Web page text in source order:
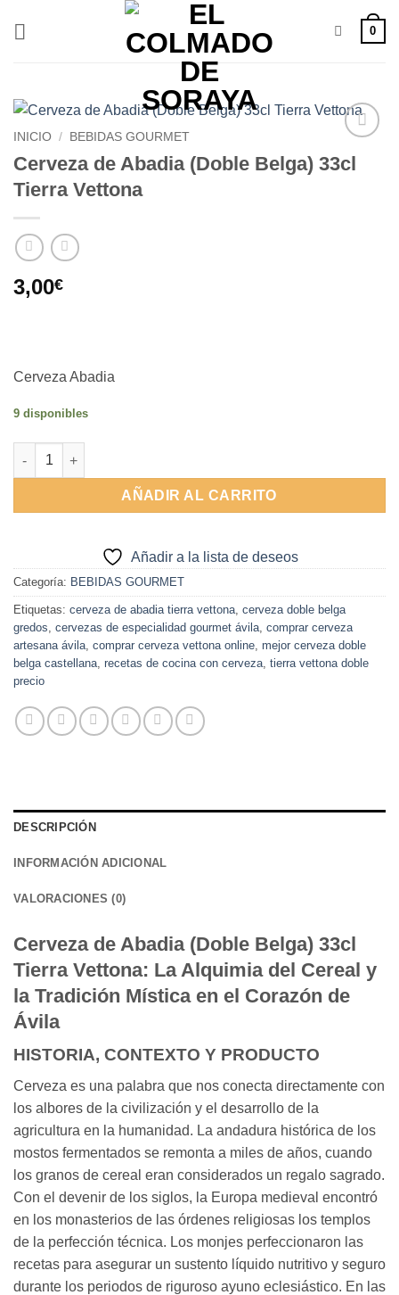
0
Añadir
a la
INICIO / BEBIDAS GOURMET
Cerveza de Abadia (Doble Belga) 33cl
Tierra Vettona
3,00€
Cerveza Abadia
9 disponibles
Cerveza de Abadia (Doble Belga) 33cl Tierra Vettona cantidad
AÑADIR AL CARRITO
Alternative:
Añadir a la lista de deseos
Categoría: BEBIDAS GOURMET
Etiquetas: cerveza de abadia tierra vettona, cerveza doble belga
gredos, cervezas de especialidad gourmet ávila, comprar cerveza
artesana ávila, comprar cerveza vettona online, mejor cerveza doble
belga castellana, recetas de cocina con cerveza, tierra vettona doble
precio
DESCRIPCIÓN
INFORMACIÓN ADICIONAL
VALORACIONES (0)
Cerveza de Abadia (Doble Belga) 33cl
Tierra Vettona: La Alquimia del Cereal y
la Tradición Mística en el Corazón de
Ávila
HISTORIA, CONTEXTO Y PRODUCTO
Cerveza es una palabra que nos conecta directamente con
los albores de la civilización y el desarrollo de la
agricultura en la humanidad. La andadura histórica de los
mostos fermentados se remonta a miles de años, cuando
los granos de cereal eran considerados un regalo sagrado.
Con el devenir de los siglos, la Europa medieval encontró
en los monasterios de las órdenes religiosas los templos
de la perfección técnica. Los monjes perfeccionaron las
recetas para asegurar un sustento líquido nutritivo y seguro
durante los periodos de riguroso ayuno eclesiástico. En las